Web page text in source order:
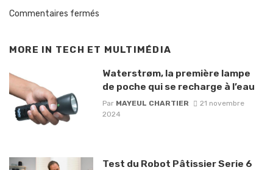
Commentaires fermés
MORE IN TECH ET MULTIMÉDIA
Waterstrøm, la première lampe
de poche qui se recharge à l’eau
Par MAYEUL CHARTIER
21 novembre
2024
Test du Robot Pâtissier Serie 6